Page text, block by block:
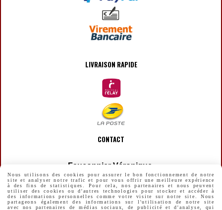
LIVRAISON RAPIDE
CONTACT
Fauconnier Véronique
 [email protected]
Nous utilisons des cookies pour assurer le bon fonctionnement de notre
site et analyser notre trafic et pour vous offrir une meilleure expérience
à des fins de statistiques. Pour cela, nos partenaires et nous peuvent
utiliser des cookies ou d'autres technologies pour stocker et accéder à
des informations personnelles comme votre visite sur notre site. Nous
partageons également des informations sur l'utilisation de notre site
avec nos partenaires de médias sociaux, de publicité et d'analyse, qui